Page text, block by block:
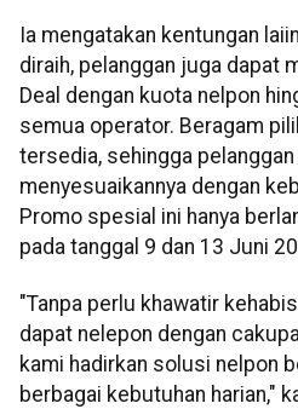
Ia mengatakan kentungan
diraih, pelanggan juga dapat
Deal dengan kuota nelpon
semua operator. Beragam
tersedia, sehingga
menyesuaikannya dengan
Promo spesial ini hanya
pada tanggal 9 dan 13 Juni
"Tanpa perlu khawatir
dapat nelepon dengan
kami hadirkan solusi nelpon
berbagai kebutuhan harian,"